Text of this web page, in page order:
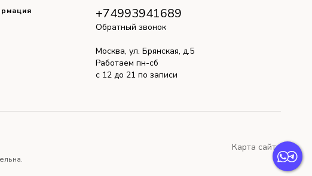
+74993941689
Обратный звонок
Москва, ул. Брянская, д.5
Работаем пн-сб
с 12 до 21 по записи
Карта сайта